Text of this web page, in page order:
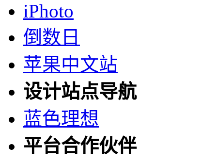
iPhoto
倒数日
苹果中文站
设计站点导航
蓝色理想
平台合作伙伴